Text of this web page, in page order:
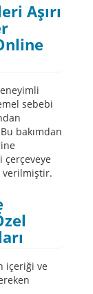
Aşırı
sebebi
bakımdan
çerçeveye
verilmiştir.
içeriği ve